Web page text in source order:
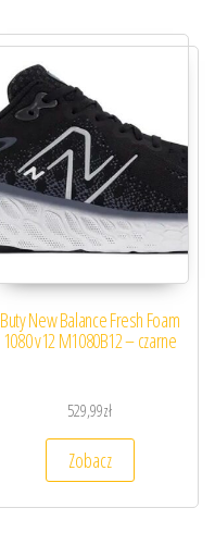
Buty New Balance Fresh Foam
1080 v12 M1080B12 – czarne
529,99zł
Zobacz